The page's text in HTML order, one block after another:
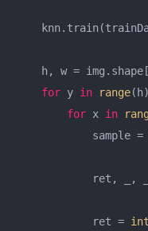
h, w =
for y in range
for x in
sample
ret, _,
            ret =
int